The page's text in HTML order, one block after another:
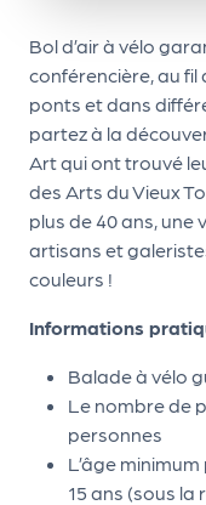
Bol d’air à vélo
conférencière, au fil
ponts et dans
partez à la
Art qui ont trouvé
des Arts du Vieux
plus de 40 ans, une
artisans et
couleurs !
Informations
Balade à vélo
Le nombre de
personnes
L’âge
15 ans (sous
vr
e
le
PR
O
G!
N
os
se
rvi
ce
s